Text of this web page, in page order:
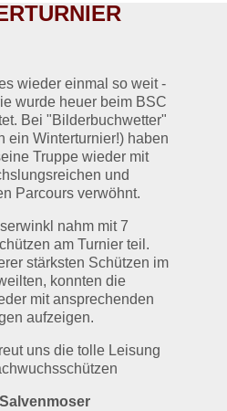
wieder einmal so weit -
wurde heuer beim BSC
Bei "Bilderbuchwetter"
ein Winterturnier!) haben
Truppe wieder mit
und
Parcours verwöhnt.
nahm mit 7
am Turnier teil.
stärksten Schützen im
konnten die
mit ansprechenden
aufzeigen.
uns die tolle Leisung